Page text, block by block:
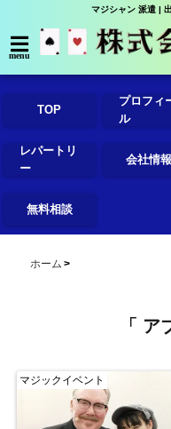
マジシャン 派遣 |
menu
TOP
プロフィ
ル
レパートリ
ー
会社情報
無料相談
ホーム
「
マジックイベント